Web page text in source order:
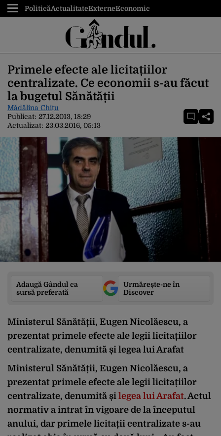
PoliticăActualitateExterneEconomic
Primele efecte ale licitațiilor
centralizate. Ce economii s-au făcut
la bugetul Sănătății
Mădălina Chițu
Publicat: 27.12.2013, 18:29
Actualizat: 23.03.2016, 05:13
Adaugă Gândul ca
sursă preferată
Urmărește-ne în
Discover
Ministerul Sănătății, Eugen Nicolăescu, a
prezentat primele efecte ale legii licitațiilor
centralizate, denumită și legea lui Arafat
Ministerul Sănătății, Eugen Nicolăescu, a
prezentat primele efecte ale legii licitațiilor
centralizate, denumită și legea lui Arafat. Actul
normativ a intrat în vigoare de la începutul
anului, dar primele licitații centralizate s-au